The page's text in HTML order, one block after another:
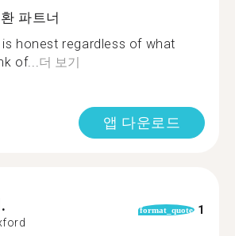
파트너
honest regardless of what
of...더 보기
앱 다운로드
format_quote 1